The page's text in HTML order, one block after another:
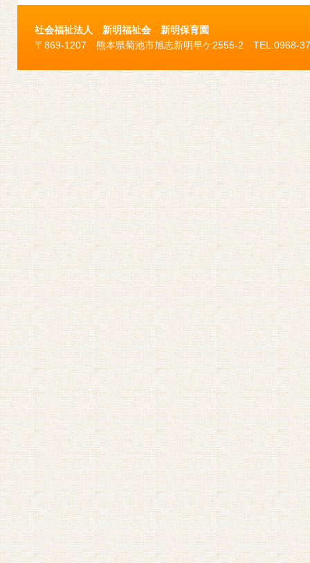
社会福祉法人 新明福祉会 新明保育園
〒869-1207 熊本県菊池市旭志新明早ケ2555-2 TEL:0968-